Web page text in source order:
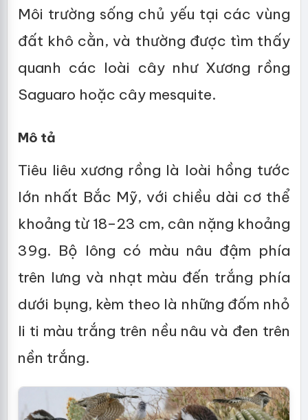
Môi trường sống chủ yếu tại các vùng
đất khô cằn, và thường được tìm thấy
quanh các loài cây như Xương rồng
Saguaro hoặc cây mesquite.
Mô tả
Tiêu liêu xương rồng là loài hồng tước
lớn nhất Bắc Mỹ, với chiều dài cơ thể
khoảng từ 18–23 cm, cân nặng khoảng
39g. Bộ lông có màu nâu đậm phía
trên lưng và nhạt màu đến trắng phía
dưới bụng, kèm theo là những đốm nhỏ
li ti màu trắng trên nều nâu và đen trên
nền trắng.